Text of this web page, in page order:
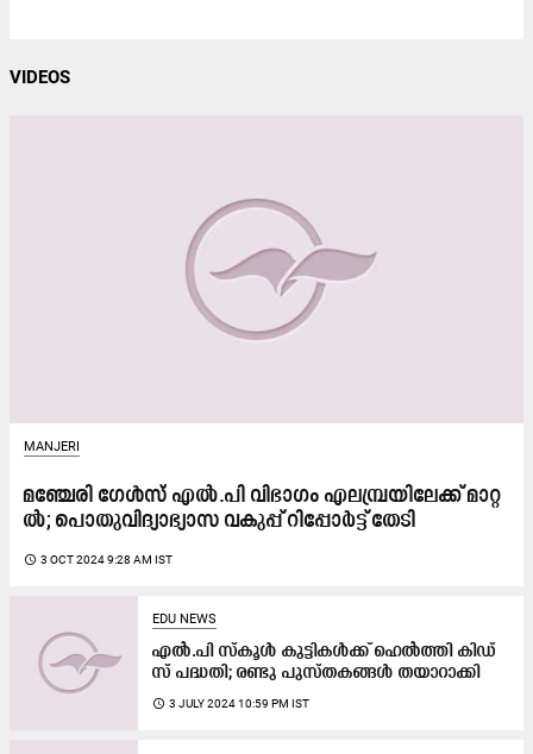
VIDEOS
MANJERI
മ​ഞ്ചേ​രി ഗേ​ൾ​സ് എ​ൽ.​പി വി​ഭാ​ഗം എ​ല​മ്പ്ര​യി​ലേ​ക്ക് മാ​റ്റ​
ൽ; പൊ​തു​വി​ദ്യാ​ഭ്യാ​സ വ​കു​പ്പ് റി​പ്പോ​ർ​ട്ട് തേ​ടി
access_time 3 OCT 2024 9:28 AM IST
EDU NEWS
എൽ.പി സ്കൂൾ കുട്ടികൾക്ക്​ ഹെൽത്തി കിഡ്​
സ്​ പദ്ധതി; രണ്ടു​ പുസ്തകങ്ങൾ തയാറാക്കി
access_time 3 JULY 2024 10:59 PM IST